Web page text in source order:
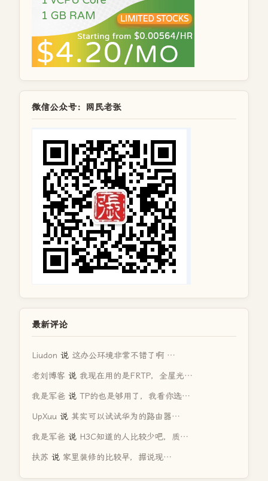
微信公众号：网民老张
最新评论
Liudon 说 这办公环境非常不错了啊 …
老刘博客 说 我现在用的是FRTP，全屋光…
我是军爸 说 TP的也是够用了，我看你选…
UpXuu 说 其实可以试试华为的路由器…
我是军爸 说 H3C知道的人比较少吧，质…
扶苏 说 家里装修的比较早，据说现…